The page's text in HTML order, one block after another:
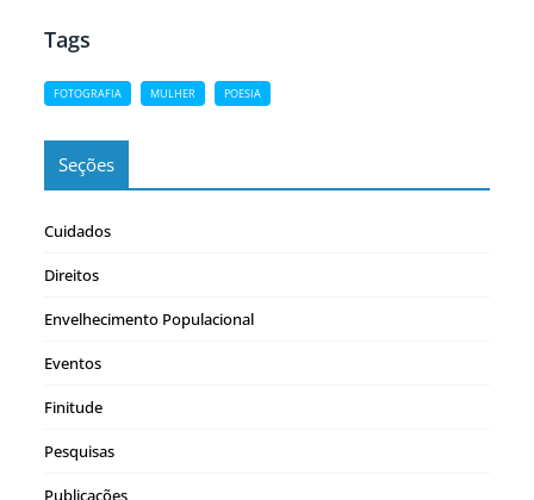
Tags
FOTOGRAFIA MULHER POESIA
Seções
Cuidados
Direitos
Envelhecimento Populacional
Eventos
Finitude
Pesquisas
Publicações